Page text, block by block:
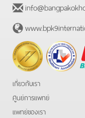
เกี่ยวกับเรา
ศูนย์การแพทย์
แพทย์ของเรา